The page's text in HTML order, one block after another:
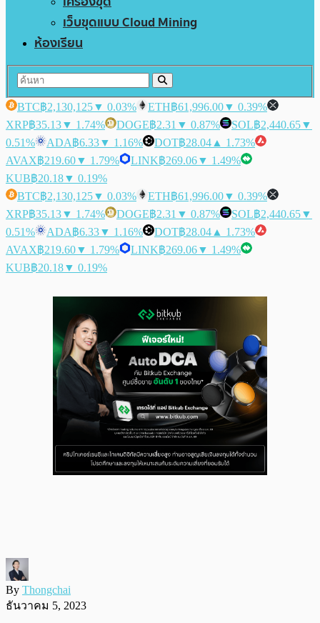
เว็บขุดแบบ Cloud Mining
ห้องเรียน
BTC฿2,130,125▼ 0.03% ETH฿61,996.00▼ 0.39%
XRP฿35.13▼ 1.74% DOGE฿2.31 ▼ 0.87% SOL฿2,440.65▼
0.51%
ADA฿6.33▼ 1.16% DOT฿28.04 ▲ 1.73%
AVAX฿219.60▼ 1.79% LINK฿269.06▼ 1.49%
KUB฿20.18▼ 0.19%
BTC฿2,130,125▼ 0.03% ETH฿61,996.00▼ 0.39%
XRP฿35.13▼ 1.74% DOGE฿2.31 ▼ 0.87% SOL฿2,440.65▼
0.51%
ADA฿6.33▼ 1.16% DOT฿28.04 ▲ 1.73%
AVAX฿219.60▼ 1.79% LINK฿269.06▼ 1.49%
KUB฿20.18▼ 0.19%
By Thongchai
ธันวาคม 5, 2023